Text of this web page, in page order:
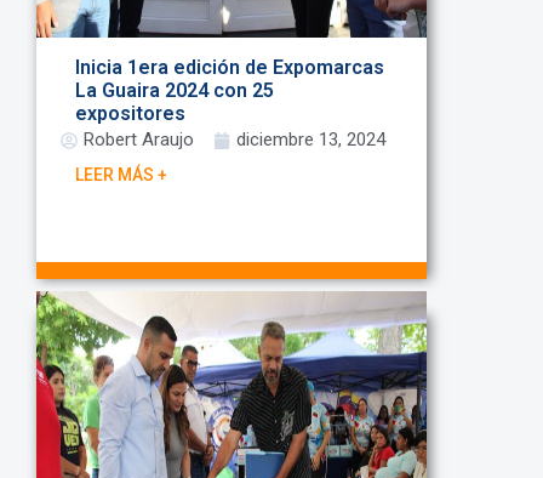
Inicia 1era edición de Expomarcas
La Guaira 2024 con 25
expositores
Robert Araujo diciembre 13, 2024
LEER MÁS +